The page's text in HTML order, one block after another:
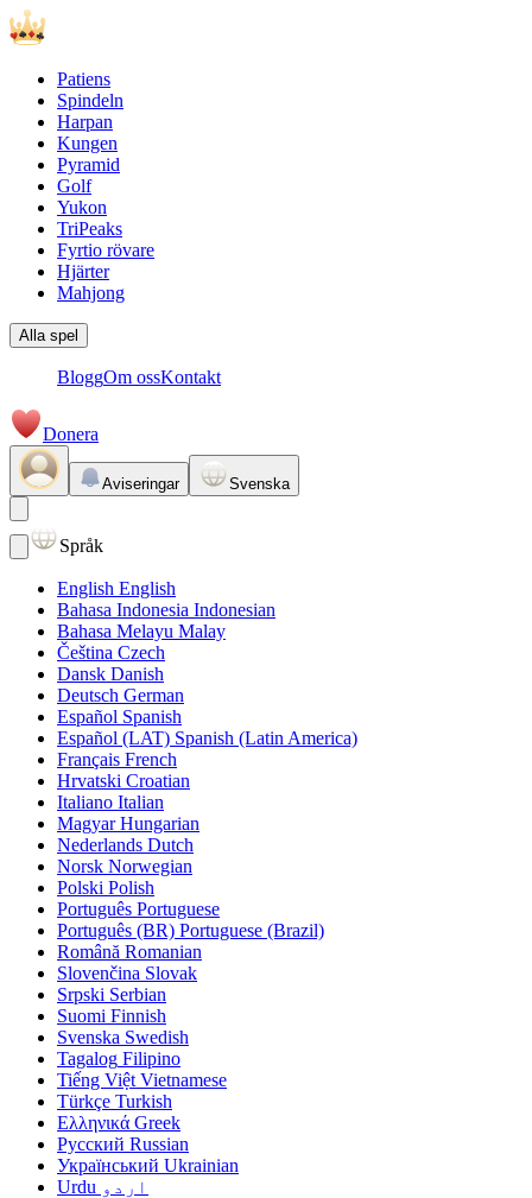
Patiens
Spindeln
Harpan
Kungen
Pyramid
Golf
Yukon
TriPeaks
Fyrtio rövare
Hjärter
Mahjong
Alla spel
BloggOm ossKontakt
Donera
Aviseringar Svenska
Språk
English English
Bahasa Indonesia Indonesian
Bahasa Melayu Malay
Čeština Czech
Dansk Danish
Deutsch German
Español Spanish
Español (LAT) Spanish (Latin America)
Français French
Hrvatski Croatian
Italiano Italian
Magyar Hungarian
Nederlands Dutch
Norsk Norwegian
Polski Polish
Português Portuguese
Português (BR) Portuguese (Brazil)
Română Romanian
Slovenčina Slovak
Srpski Serbian
Suomi Finnish
Svenska Swedish
Tagalog Filipino
Tiếng Việt Vietnamese
Türkçe Turkish
Ελληνικά Greek
Русский Russian
Український Ukrainian
اردو Urdu